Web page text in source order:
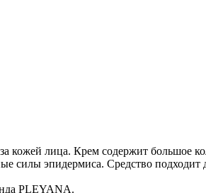
кожей лица. Крем содержит большое
эпидермиса. Средство
PLEYANA.